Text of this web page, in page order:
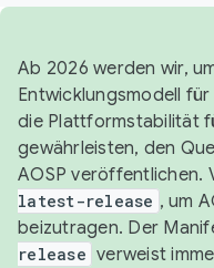
Ab 2026 werden wir,
Entwicklungsmodell
die Plattformstabilität
gewährleisten, den
AOSP veröffentlichen.
latest-release , um
beizutragen. Der
release verweist